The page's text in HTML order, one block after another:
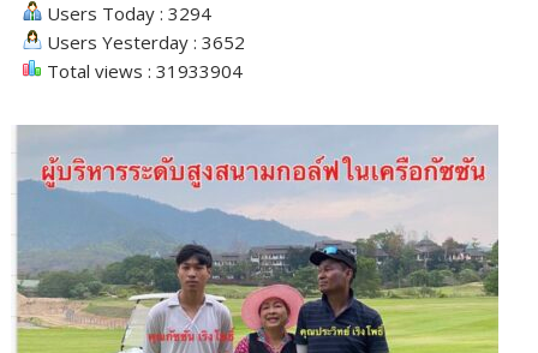
Users Today : 3294
Users Yesterday : 3652
Total views : 31933904